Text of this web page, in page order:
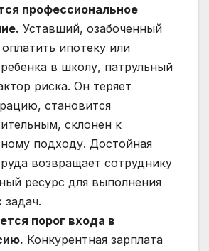
профессиональное
Уставший, озабоченный
ипотеку или
в школу, патрульный
риска. Он теряет
становится
склонен к
подходу. Достойная
возвращает сотруднику
ресурс для выполнения
порог входа в
Конкурентная зарплата